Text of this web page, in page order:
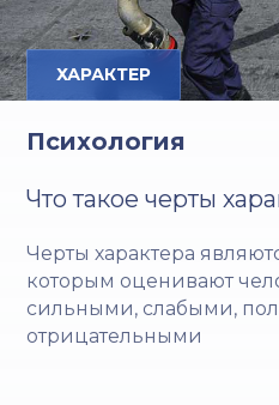
ХАРАКТЕР
Психология
Что такое черты
Черты характера
которым оценивают
сильными, слабыми,
отрицательными